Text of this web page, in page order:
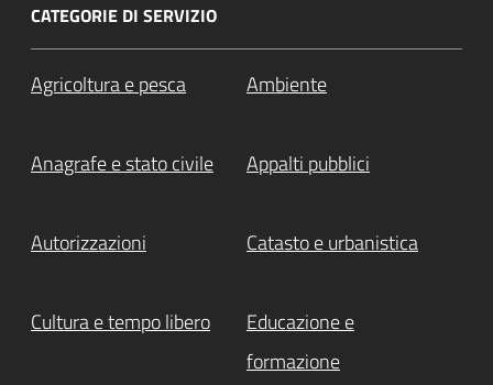
CATEGORIE DI SERVIZIO
Agricoltura e pesca Ambiente
Anagrafe e stato civile Appalti pubblici
Autorizzazioni Catasto e urbanistica
Cultura e tempo libero
Educazione e
formazione